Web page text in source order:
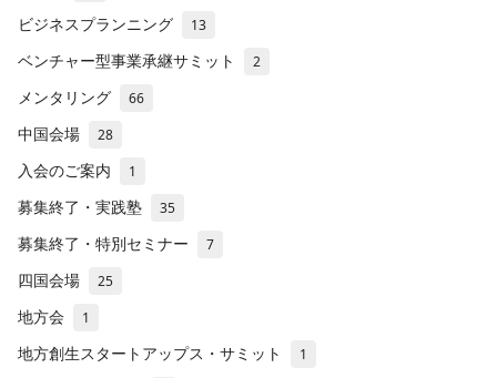
ビジネスプランニング 13
ベンチャー型事業承継サミット 2
メンタリング 66
中国会場 28
入会のご案内 1
募集終了・実践塾 35
募集終了・特別セミナー 7
四国会場 25
地方会 1
地方創生スタートアップス・サミット 1